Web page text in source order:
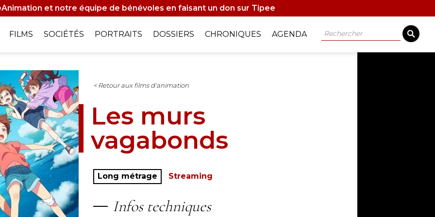
et notre équipe de bénévoles en faisant un don sur Tipee
FILMS SOCIÉTÉS PORTRAITS DOSSIERS CHRONIQUES AGENDA Rechercher
< Retour aux films d'animation
Les murs
vagabonds
Long métrage Streaming
Infos techniques